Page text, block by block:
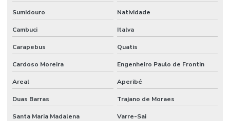
Sistema de alarme de incêndio convencional
Sistema de alarme de incêndio endereçável
Sistema de alarme de incêndio sem fio
Sistema de alarme de incêndio industrial
Sistema de alarme de incêndio wifi
Sistema de alarme de incêndio wireless
Sumidouro Natividade
Cambuci Italva
Carapebus Quatis
Cardoso Moreira Engenheiro Paulo de Frontin
Areal Aperibé
Duas Barras Trajano de Moraes
Santa Maria Madalena Varre-Sai